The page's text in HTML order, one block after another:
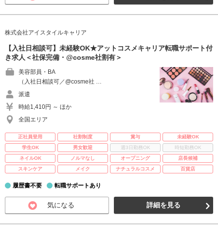
株式会社アイスタイルキャリア
【入社日相談可】未経験OK★アットコスメキャリア転職サポート付
き求人＜社保完備・@cosme社割有＞
美容部員・BA
（入社日相談可／@cosme社 …
派遣
時給1,410円 ～ ほか
全国エリア
正社員登用 社割制度 賞与
未経験OK
学生OK
男女歓迎 週3日勤務OK
時短勤務OK
ネイルOK
ノルマなし オープニング
店長候補
スキンケア
メイク ナチュラルコスメ 百貨店
履歴書不要 転職サポートあり
気になる 詳細を見る